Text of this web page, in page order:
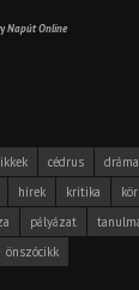
Napút Online
cédrus dráma
hírek kritika
pályázat
önszócikk